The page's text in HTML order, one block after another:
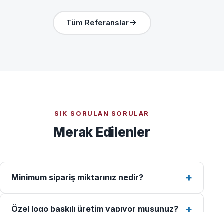
Tüm Referanslar
SIK SORULAN SORULAR
Merak Edilenler
Minimum sipariş miktarınız nedir?
Özel logo baskılı üretim yapıyor musunuz?